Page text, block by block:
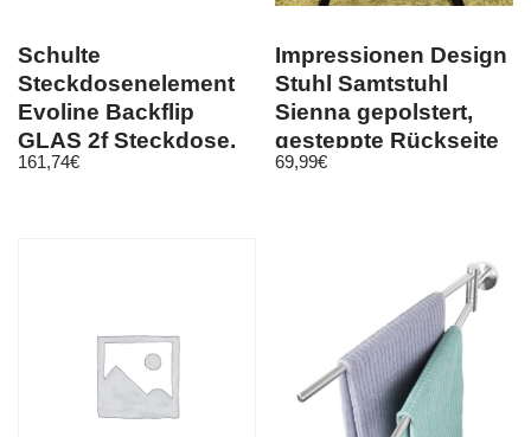
Schulte
Steckdosenelement
Evoline Backflip
GLAS 2f Steckdose,
USB Charger, sw, …
161,74€
Impressionen Design
Stuhl Samtstuhl
Sienna gepolstert,
gesteppte Rückseite
rot
69,99€